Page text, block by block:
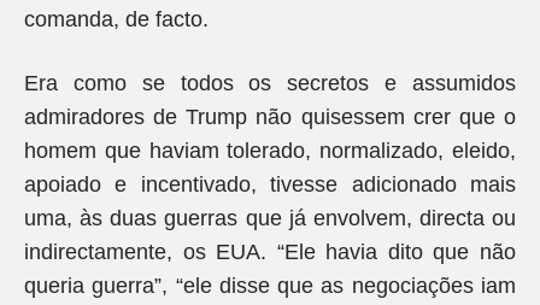
comanda, de facto.
Era como se todos os secretos e assumidos
admiradores de Trump não quisessem crer que o
homem que haviam tolerado, normalizado, eleido,
apoiado e incentivado, tivesse adicionado mais
uma, às duas guerras que já envolvem, directa ou
indirectamente, os EUA. “Ele havia dito que não
queria guerra”, “ele disse que as negociações iam